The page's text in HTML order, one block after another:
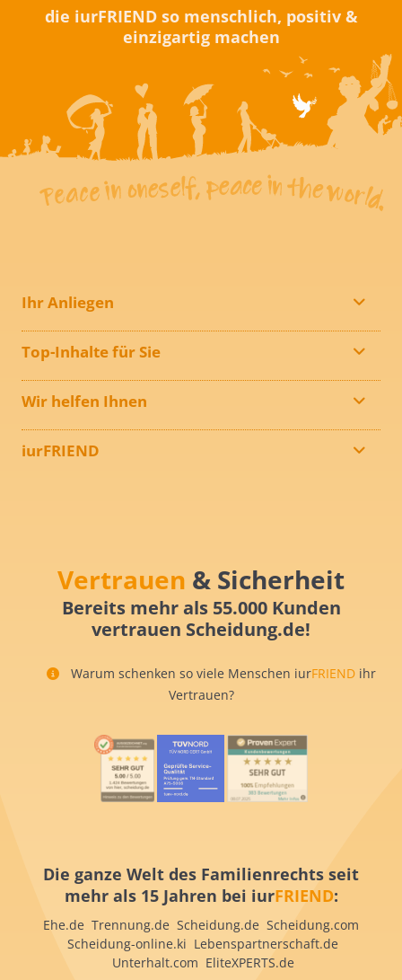
die iurFRIEND so menschlich, positiv &
einzigartig machen
Ihr Anliegen
Top-Inhalte für Sie
Wir helfen Ihnen
iurFRIEND
Vertrauen & Sicherheit
Bereits mehr als 55.000 Kunden
vertrauen Scheidung.de!
Warum schenken so viele Menschen iurFRIEND ihr
Vertrauen?
Die ganze Welt des Familienrechts seit
mehr als 15 Jahren bei iurFRIEND:
Ehe.de Trennung.de Scheidung.de Scheidung.com
Scheidung-online.ki Lebenspartnerschaft.de
Unterhalt.com EliteXPERTS.de